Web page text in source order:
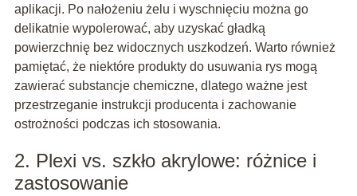
aplikacji. Po nałożeniu żelu i wyschnięciu można go
delikatnie wypolerować, aby uzyskać gładką
powierzchnię bez widocznych uszkodzeń. Warto również
pamiętać, że niektóre produkty do usuwania rys mogą
zawierać substancje chemiczne, dlatego ważne jest
przestrzeganie instrukcji producenta i zachowanie
ostrożności podczas ich stosowania.
2. Plexi vs. szkło akrylowe: różnice i
zastosowanie